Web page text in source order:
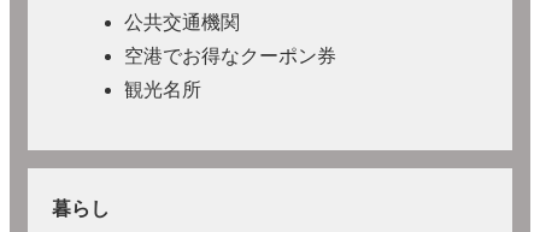
公共交通機関
空港でお得なクーポン券
観光名所
暮らし